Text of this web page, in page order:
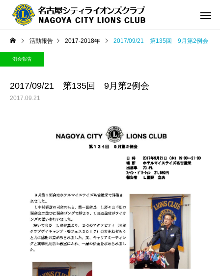
活動報告 2017-2018年 2017/09/21 第135回 9月第2例会
例会報告
2017/09/21 第135回 9月第2例会
2017.09.21